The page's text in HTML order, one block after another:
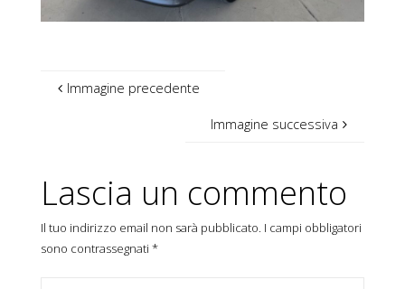
Immagine precedente
Immagine successiva
Lascia un commento
Il tuo indirizzo email non sarà pubblicato. I campi obbligatori
sono contrassegnati *